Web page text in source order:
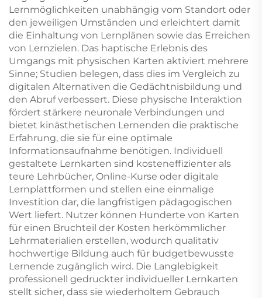
Lernmöglichkeiten unabhängig vom Standort oder
den jeweiligen Umständen und erleichtert damit
die Einhaltung von Lernplänen sowie das Erreichen
von Lernzielen. Das haptische Erlebnis des
Umgangs mit physischen Karten aktiviert mehrere
Sinne; Studien belegen, dass dies im Vergleich zu
digitalen Alternativen die Gedächtnisbildung und
den Abruf verbessert. Diese physische Interaktion
fördert stärkere neuronale Verbindungen und
bietet kinästhetischen Lernenden die praktische
Erfahrung, die sie für eine optimale
Informationsaufnahme benötigen. Individuell
gestaltete Lernkarten sind kosteneffizienter als
teure Lehrbücher, Online-Kurse oder digitale
Lernplattformen und stellen eine einmalige
Investition dar, die langfristigen pädagogischen
Wert liefert. Nutzer können Hunderte von Karten
für einen Bruchteil der Kosten herkömmlicher
Lehrmaterialien erstellen, wodurch qualitativ
hochwertige Bildung auch für budgetbewusste
Lernende zugänglich wird. Die Langlebigkeit
professionell gedruckter individueller Lernkarten
stellt sicher, dass sie wiederholtem Gebrauch